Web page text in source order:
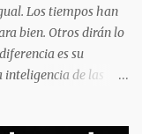
Los tiempos han
bien. Otros dirán lo
es su
de las